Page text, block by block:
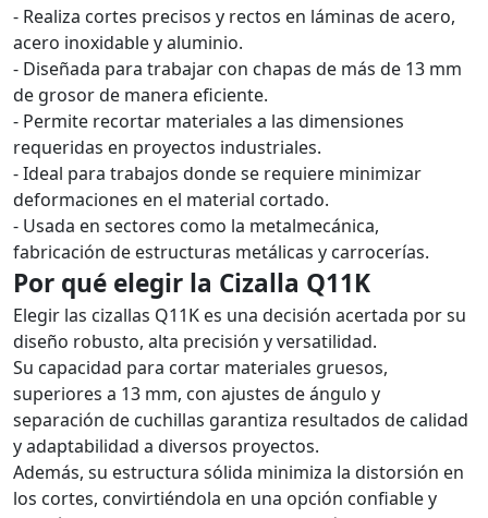
- Realiza cortes precisos y rectos en láminas de acero,
acero inoxidable y aluminio.
- Diseñada para trabajar con chapas de más de 13 mm
de grosor de manera eficiente.
- Permite recortar materiales a las dimensiones
requeridas en proyectos industriales.
- Ideal para trabajos donde se requiere minimizar
deformaciones en el material cortado.
- Usada en sectores como la metalmecánica,
fabricación de estructuras metálicas y carrocerías.
Por qué elegir la Cizalla Q11K
Elegir las cizallas Q11K es una decisión acertada por su
diseño robusto, alta precisión y versatilidad.
Su capacidad para cortar materiales gruesos,
superiores a 13 mm, con ajustes de ángulo y
separación de cuchillas garantiza resultados de calidad
y adaptabilidad a diversos proyectos.
Además, su estructura sólida minimiza la distorsión en
los cortes, convirtiéndola en una opción confiable y